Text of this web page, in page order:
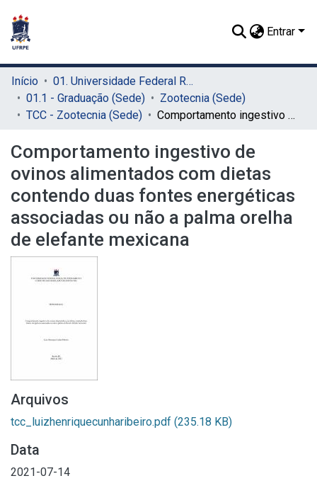
Entrar
Início
01. Universidade Federal Rural de Pernambuco - UFRPE (Sede)
01.1 - Graduação (Sede)
Zootecnia (Sede)
TCC - Zootecnia (Sede)
Comportamento ingestivo de ovinos alimentados com dietas contendo duas fontes energéticas associadas ou não a palma orelha de elefante mexicana
Comportamento ingestivo de
ovinos alimentados com dietas
contendo duas fontes energéticas
associadas ou não a palma orelha
de elefante mexicana
Arquivos
tcc_luizhenriquecunharibeiro.pdf (235.18 KB)
Data
2021-07-14